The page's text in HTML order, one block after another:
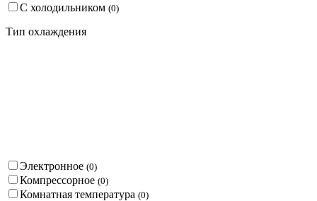
С холодильником (0)
Тип охлаждения
Электронное (0)
Компрессорное (0)
Комнатная температура (0)